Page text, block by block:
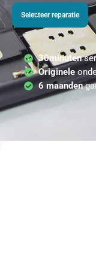
Selecteer reparatie
30minuten
Originele
6 maanden